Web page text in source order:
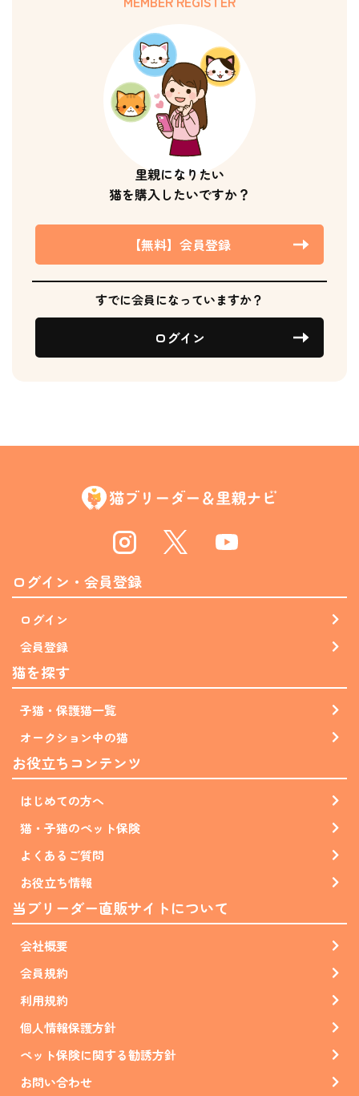
里親になりたい
猫を購入したいですか？
【無料】会員登録
すでに会員になっていますか？
ログイン
Instagram Twitter Youtube
ログイン・会員登録
ログイン
会員登録
猫を探す
子猫・保護猫一覧
オークション中の猫
お役立ちコンテンツ
はじめての方へ
猫・子猫のペット保険
よくあるご質問
お役立ち情報
当ブリーダー直販サイトについて
会社概要
会員規約
利用規約
個人情報保護方針
ペット保険に関する勧誘方針
お問い合わせ